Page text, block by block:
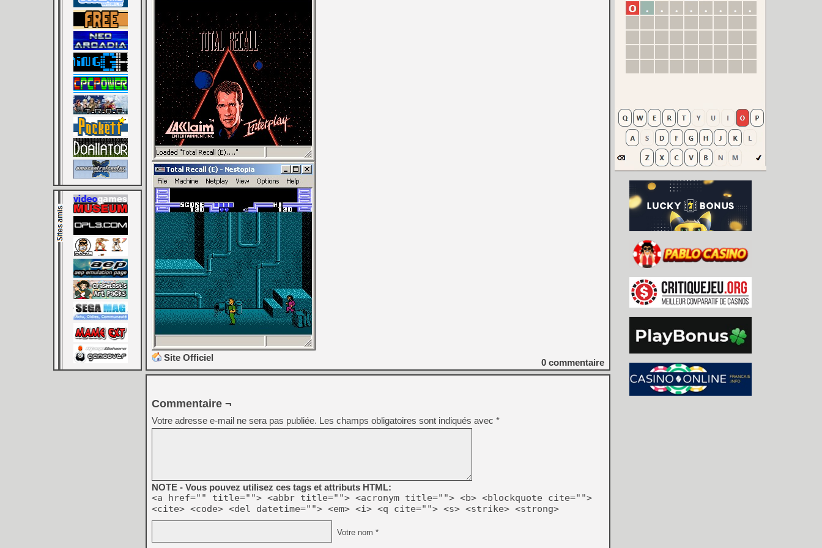
Site Officiel 0 commentaire
Commentaire ¬
Votre adresse e-mail ne sera pas publiée. Les champs obligatoires sont indiqués avec *
NOTE - Vous pouvez utilisez ces tags et attributs HTML:
<a href="" title=""> <abbr title=""> <acronym title=""> <b> <blockquote cite="">
<cite> <code> <del datetime=""> <em> <i> <q cite=""> <s> <strike> <strong>
Votre nom *